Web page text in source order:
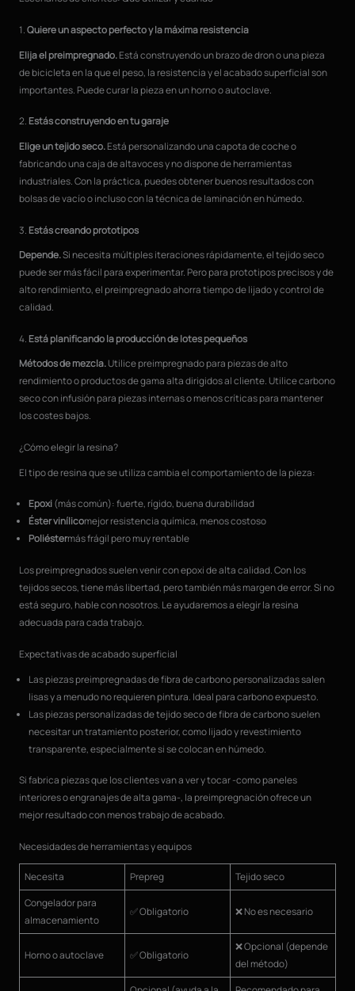
1.Quiere un aspecto perfecto y la máxima resistencia
Elija el preimpregnado.Está construyendo un brazo de dron o una pieza
de bicicleta en la que el peso, la resistencia y el acabado superficial son
importantes. Puede curar la pieza en un horno o autoclave.
2. Estás construyendo en tu garaje
Elige un tejido seco.Está personalizando una capota de coche o
fabricando una caja de altavoces y no dispone de herramientas
industriales. Con la práctica, puedes obtener buenos resultados con
bolsas de vacío o incluso con la técnica de laminación en húmedo.
3. Estás creando prototipos
Depende.Si necesita múltiples iteraciones rápidamente, el tejido seco
puede ser más fácil para experimentar. Pero para prototipos precisos y de
alto rendimiento, el preimpregnado ahorra tiempo de lijado y control de
calidad.
4. Está planificando la producción de lotes pequeños
Métodos de mezcla.Utilice preimpregnado para piezas de alto
rendimiento o productos de gama alta dirigidos al cliente. Utilice carbono
seco con infusión para piezas internas o menos críticas para mantener
los costes bajos.
¿Cómo elegir la resina?
El tipo de resina que se utiliza cambia el comportamiento de la pieza:
Epoxi(más común): fuerte, rígido, buena durabilidad
Éster vinílicomejor resistencia química, menos costoso
Poliéstermás frágil pero muy rentable
Los preimpregnados suelen venir con epoxi de alta calidad. Con los
tejidos secos, tiene más libertad, pero también más margen de error. Si no
está seguro, hable con nosotros. Le ayudaremos a elegir la resina
adecuada para cada trabajo.
Expectativas de acabado superficial
Las piezas preimpregnadas de fibra de carbono personalizadas salen
lisas y a menudo no requieren pintura. Ideal para carbono expuesto.
Las piezas personalizadas de tejido seco de fibra de carbono suelen
necesitar un tratamiento posterior, como lijado y revestimiento
transparente, especialmente si se colocan en húmedo.
Si fabrica piezas que los clientes van a ver y tocar -como paneles
interiores o engranajes de alta gama-, la preimpregnación ofrece un
mejor resultado con menos trabajo de acabado.
Necesidades de herramientas y equipos
Necesita Prepreg
Tejido seco
Congelador para
almacenamiento
✅ Obligatorio ❌ No es necesario
Horno o autoclave ✅ Obligatorio
❌ Opcional (depende
del método)